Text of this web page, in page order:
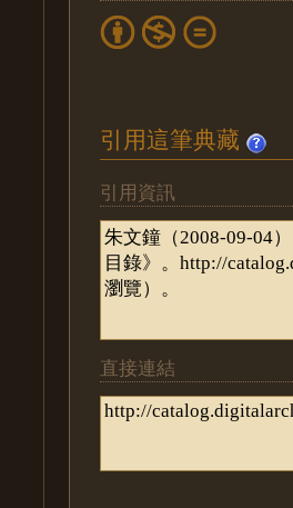
引用這筆典藏
引用資訊
直接連結